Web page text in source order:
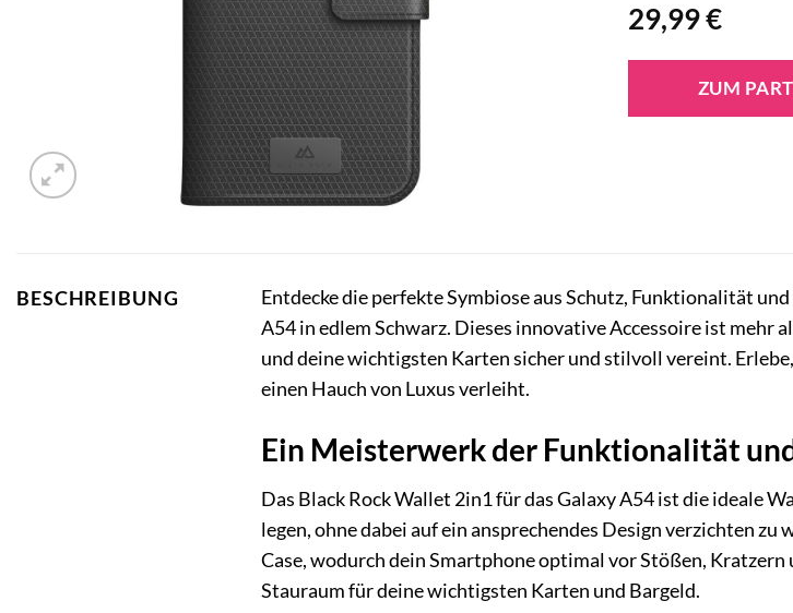
29,99€
ZUM
BESCHREIBUNG Entdecke die perfekte Symbiose aus Schutz, Funktionalität
A54 in edlem Schwarz. Dieses innovative Accessoire ist mehr
und deine wichtigsten Karten sicher und stilvoll vereint.
einen Hauch von Luxus verleiht.
Ein Meisterwerk der Funktionalität
Das Black Rock Wallet 2in1 für das Galaxy A54 ist die ideale
legen, ohne dabei auf ein ansprechendes Design verzichten
Case, wodurch dein Smartphone optimal vor Stößen,
Stauraum für deine wichtigsten Karten und Bargeld.